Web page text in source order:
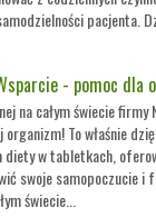
pacjenta.
- pomoc dla
na całym świecie
To właśnie
diety w tabletkach,
swoje samopoczucie i
świecie...